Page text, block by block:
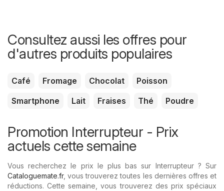
Consultez aussi les offres pour
d'autres produits populaires
Café Fromage Chocolat
Poisson
Smartphone
Lait Fraises Thé Poudre
Promotion Interrupteur - Prix ​​
actuels cette semaine
Vous recherchez le prix le plus bas sur Interrupteur ? Sur
Cataloguemate.fr, vous trouverez toutes les dernières offres et
réductions. Cette semaine, vous trouverez des prix spéciaux